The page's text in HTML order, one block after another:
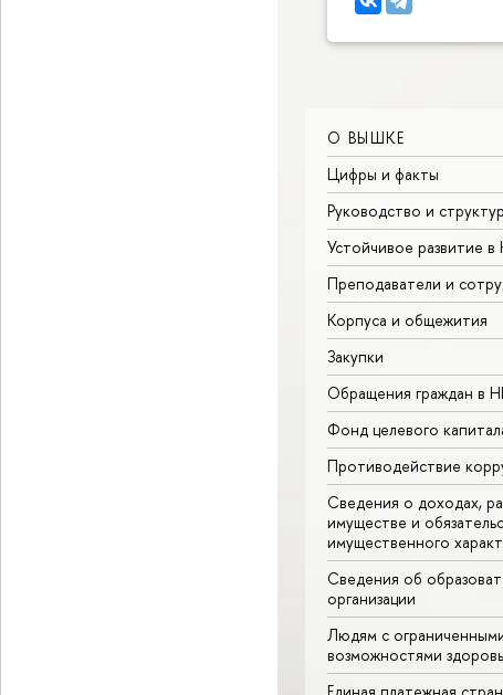
О ВЫШКЕ
Цифры и факты
Руководство и
Устойчивое развитие
Преподаватели и
Корпуса и общежития
Закупки
Обращения граждан в
Фонд целевого
Противодействие
Сведения о доходах,
имуществе и
имущественного
Сведения об
организации
Людям с
возможностями